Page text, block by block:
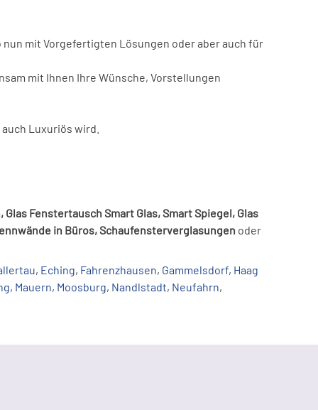
mit Vorgefertigten Lösungen oder aber auch für
mit Ihnen Ihre Wünsche, Vorstellungen
Luxuriös wird.
Fenstertausch Smart Glas, Smart Spiegel, Glas
in Büros, Schaufensterverglasungen oder
, Eching, Fahrenzhausen, Gammelsdorf, Haag
, Mauern, Moosburg, Nandlstadt, Neufahrn,